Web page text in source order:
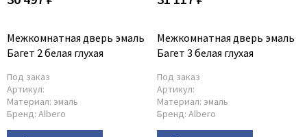
Межкомнатная дверь эмаль
Багет 2 белая глухая
Под заказ
Артикул:
Материал: эмаль
Бренд: Albero
Межкомнатная дверь эмаль
Багет 3 белая глухая
Под заказ
Артикул:
Материал: эмаль
Бренд: Albero